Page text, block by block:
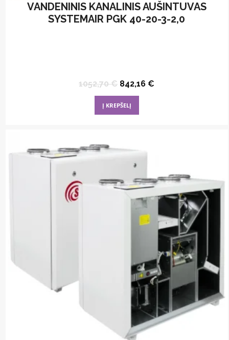
VANDENINIS KANALINIS AUŠINTUVAS
SYSTEMAIR PGK 40-20-3-2,0
1052,70€ Original
was:
1052,70 €.
842,16 €
Į KREPŠELĮ